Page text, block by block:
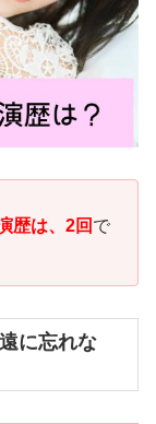
歴は、2回 で
に忘れな